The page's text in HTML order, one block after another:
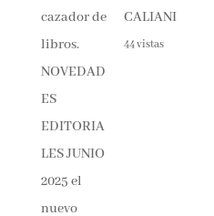
CALIANI
44 vistas